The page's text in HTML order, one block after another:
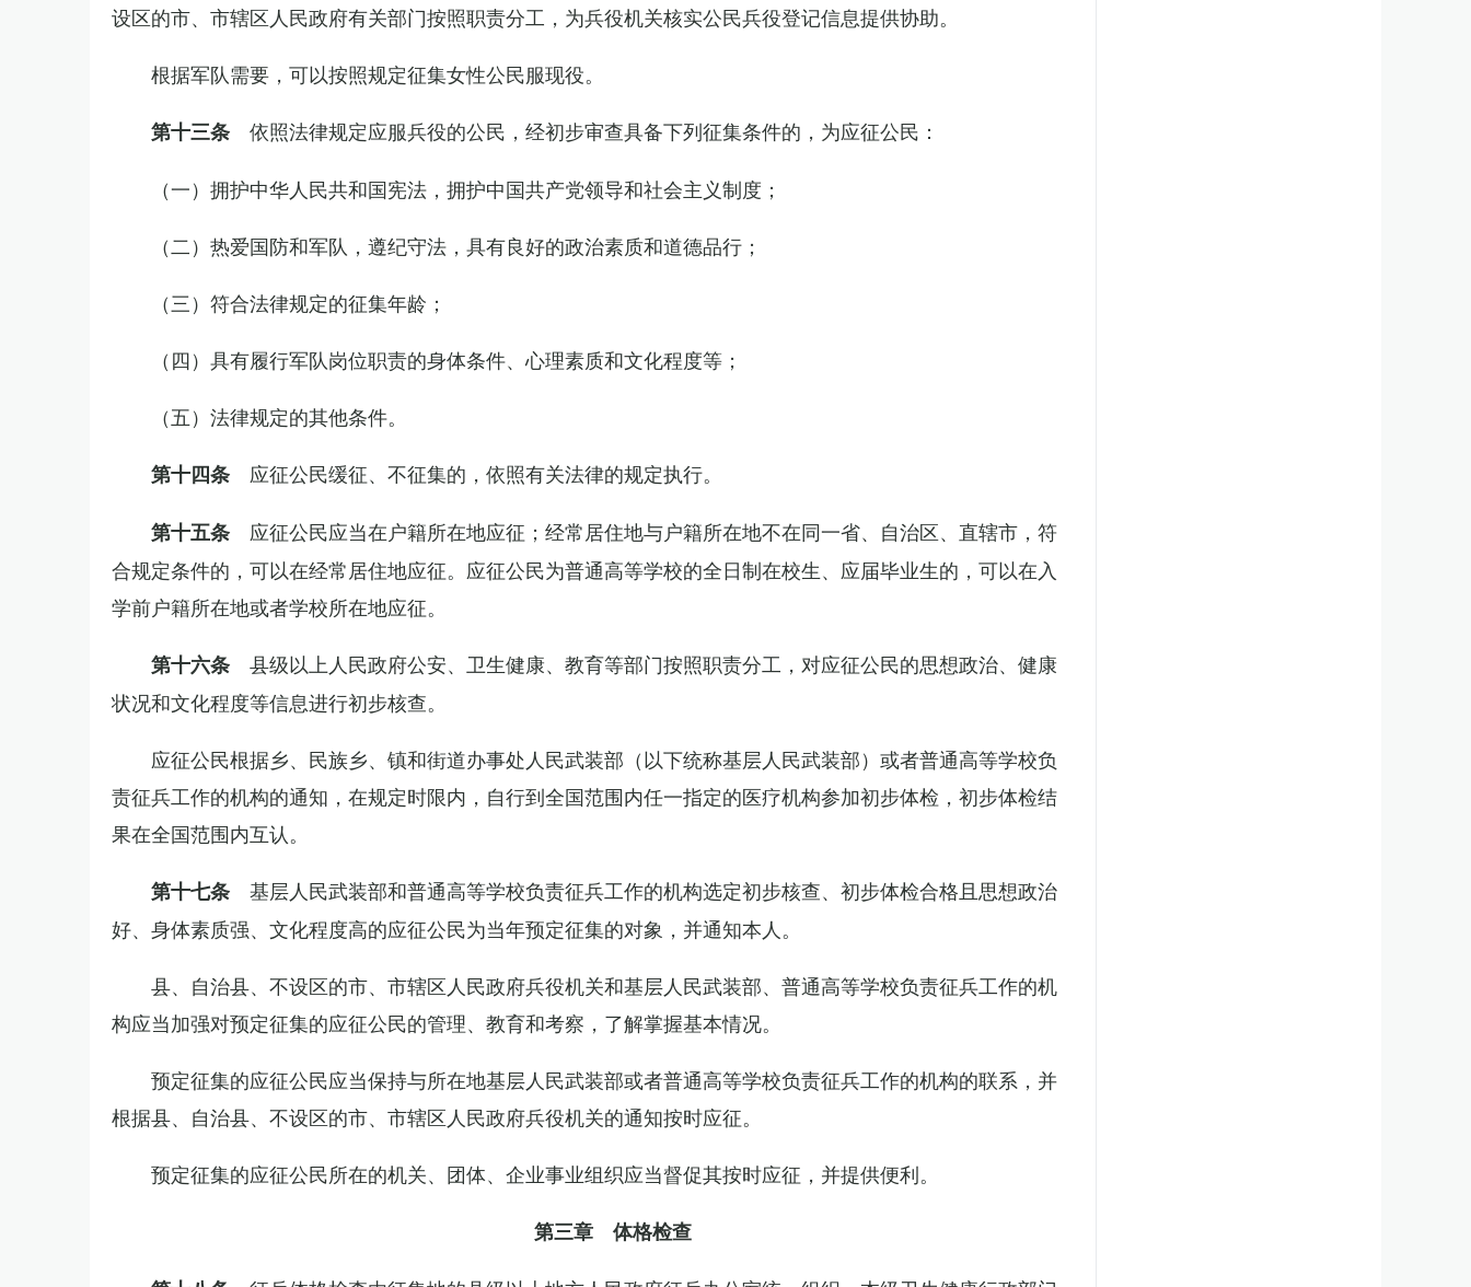
设区的市、市辖区人民政府有关部门按照职责分工，为兵役机关核实公民兵役登记信息提供协助。
根据军队需要，可以按照规定征集女性公民服现役。
第十三条 依照法律规定应服兵役的公民，经初步审查具备下列征集条件的，为应征公民：
（一）拥护中华人民共和国宪法，拥护中国共产党领导和社会主义制度；
（二）热爱国防和军队，遵纪守法，具有良好的政治素质和道德品行；
（三）符合法律规定的征集年龄；
（四）具有履行军队岗位职责的身体条件、心理素质和文化程度等；
（五）法律规定的其他条件。
第十四条 应征公民缓征、不征集的，依照有关法律的规定执行。
第十五条 应征公民应当在户籍所在地应征；经常居住地与户籍所在地不在同一省、自治区、直辖市，符
合规定条件的，可以在经常居住地应征。应征公民为普通高等学校的全日制在校生、应届毕业生的，可以在入
学前户籍所在地或者学校所在地应征。
第十六条 县级以上人民政府公安、卫生健康、教育等部门按照职责分工，对应征公民的思想政治、健康
状况和文化程度等信息进行初步核查。
应征公民根据乡、民族乡、镇和街道办事处人民武装部（以下统称基层人民武装部）或者普通高等学校负
责征兵工作的机构的通知，在规定时限内，自行到全国范围内任一指定的医疗机构参加初步体检，初步体检结
果在全国范围内互认。
第十七条 基层人民武装部和普通高等学校负责征兵工作的机构选定初步核查、初步体检合格且思想政治
好、身体素质强、文化程度高的应征公民为当年预定征集的对象，并通知本人。
县、自治县、不设区的市、市辖区人民政府兵役机关和基层人民武装部、普通高等学校负责征兵工作的机
构应当加强对预定征集的应征公民的管理、教育和考察，了解掌握基本情况。
预定征集的应征公民应当保持与所在地基层人民武装部或者普通高等学校负责征兵工作的机构的联系，并
根据县、自治县、不设区的市、市辖区人民政府兵役机关的通知按时应征。
预定征集的应征公民所在的机关、团体、企业事业组织应当督促其按时应征，并提供便利。
第三章 体格检查